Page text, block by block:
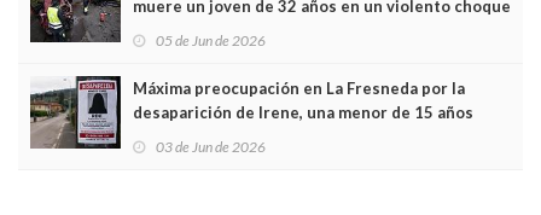
muere un joven de 32 años en un violento choque
frontal
05 de Jun de 2026
Máxima preocupación en La Fresneda por la
desaparición de Irene, una menor de 15 años
03 de Jun de 2026